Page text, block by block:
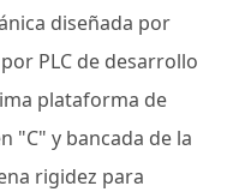
diseñada por
PLC de desarrollo
plataforma de
"C" y bancada de la
rigidez para